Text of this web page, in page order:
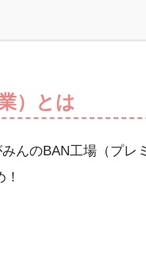
）とは
んのBAN工場（プレ